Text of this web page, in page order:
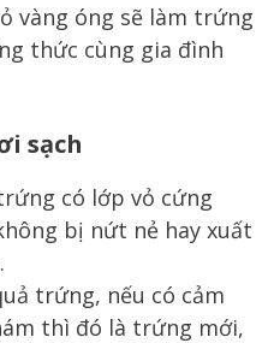
vàng óng sẽ làm trứng
thức cùng gia đình
sạch
có lớp vỏ cứng
bị nứt nẻ hay xuất
trứng, nếu có cảm
thì đó là trứng mới,